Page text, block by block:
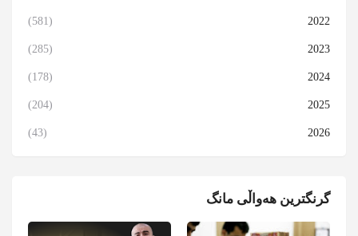
2022
(581)
2023
(285)
2024
(178)
2025
(204)
2026
(43)
گرنگترین هەواڵی مانگ